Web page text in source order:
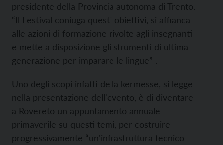
presidente della Provincia autonoma di Trento.
“Il Festival coniuga questi obiettivi, si affianca
alle azioni di formazione rivolte agli insegnanti
e mette a disposizione gli strumenti di ultima
generazione per imparare le lingue” .
Uno degli scopi infatti della kermesse, si legge
nella presentazione dell'evento, è di diventare
a Rovereto un appuntamento annuale
primaverile su questi temi, per costruire
progressivamente “un'infrastruttura tecnico